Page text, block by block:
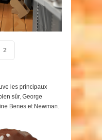
2
les principaux
sûr, George
Benes et Newman.